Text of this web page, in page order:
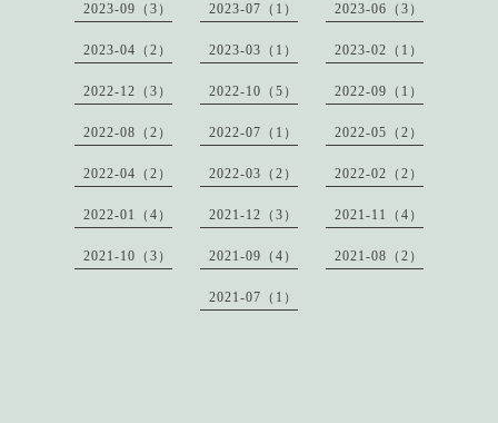
2023-09（3） 2023-07（1） 2023-06（3）
2023-04（2） 2023-03（1） 2023-02（1）
2022-12（3） 2022-10（5） 2022-09（1）
2022-08（2） 2022-07（1） 2022-05（2）
2022-04（2） 2022-03（2） 2022-02（2）
2022-01（4） 2021-12（3） 2021-11（4）
2021-10（3） 2021-09（4） 2021-08（2）
2021-07（1）